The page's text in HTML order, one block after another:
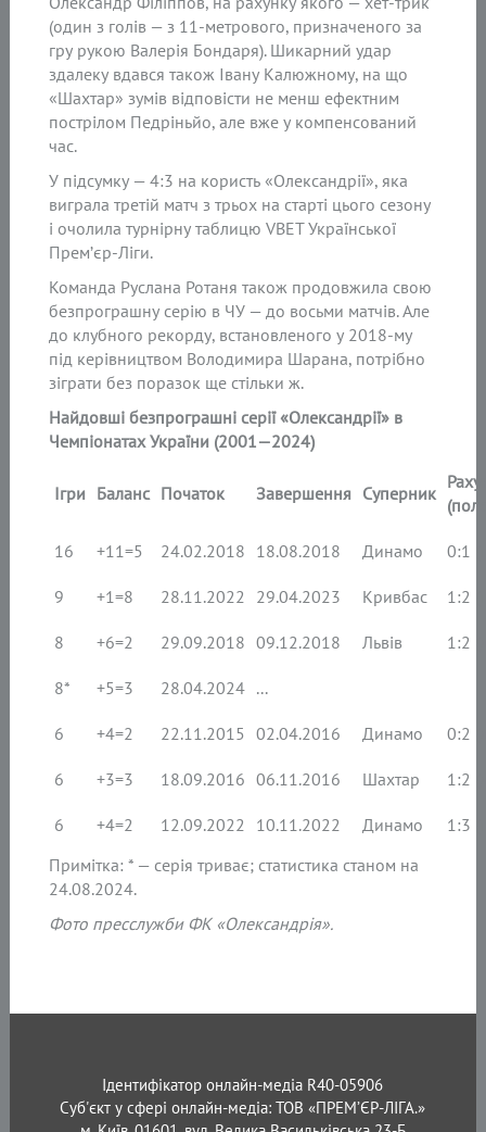
(один з голів — з 11-метрового, призначеного за
гру рукою Валерія Бондаря). Шикарний удар
здалеку вдався також Івану Калюжному, на що
«Шахтар» зумів відповісти не менш ефектним
пострілом Педріньйо, але вже у компенсований
час.
У підсумку — 4:3 на користь «Олександрії», яка
виграла третій матч з трьох на старті цього сезону
і очолила турнірну таблицю VBET Української
Прем’єр-Ліги.
Команда Руслана Ротаня також продовжила свою
безпрограшну серію в ЧУ — до восьми матчів. Але
до клубного рекорду, встановленого у 2018-му
під керівництвом Володимира Шарана, потрібно
зіграти без поразок ще стільки ж.
Найдовші безпрограшні серії «Олександрії» в
Чемпіонатах України (2001—2024)
Ігри Баланс Початок Завершення Суперник
16 +11=5 24.02.2018 18.08.2018 Динамо 0:1
9 +1=8 28.11.2022 29.04.2023 Кривбас 1:2
8 +6=2 29.09.2018 09.12.2018 Львів 1:2
8* +5=3 28.04.2024 ...
6 +4=2 22.11.2015 02.04.2016 Динамо 0:2
6 +3=3 18.09.2016 06.11.2016 Шахтар 1:2
6 +4=2 12.09.2022 10.11.2022 Динамо
1:3
Примітка: * — серія триває; статистика станом на
24.08.2024.
Фото пресслужби ФК «Олександрія».
Ідентифікатор онлайн-медіа R40-05906
Суб'єкт у сфері онлайн-медіа: ТОВ «ПРЕМ’ЄР-ЛІГА.»